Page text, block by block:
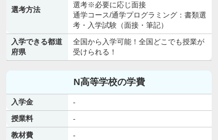
選考方法
選考※必要に応じ面接
通学コース/通学プログラミング：書類選
考・入学試験（面接・筆記）
入学できる都道
府県
全国から入学可能！全国どこでも授業が
受けられる！
N高等学校の学費
入学金
-
授業料
-
教材費
-